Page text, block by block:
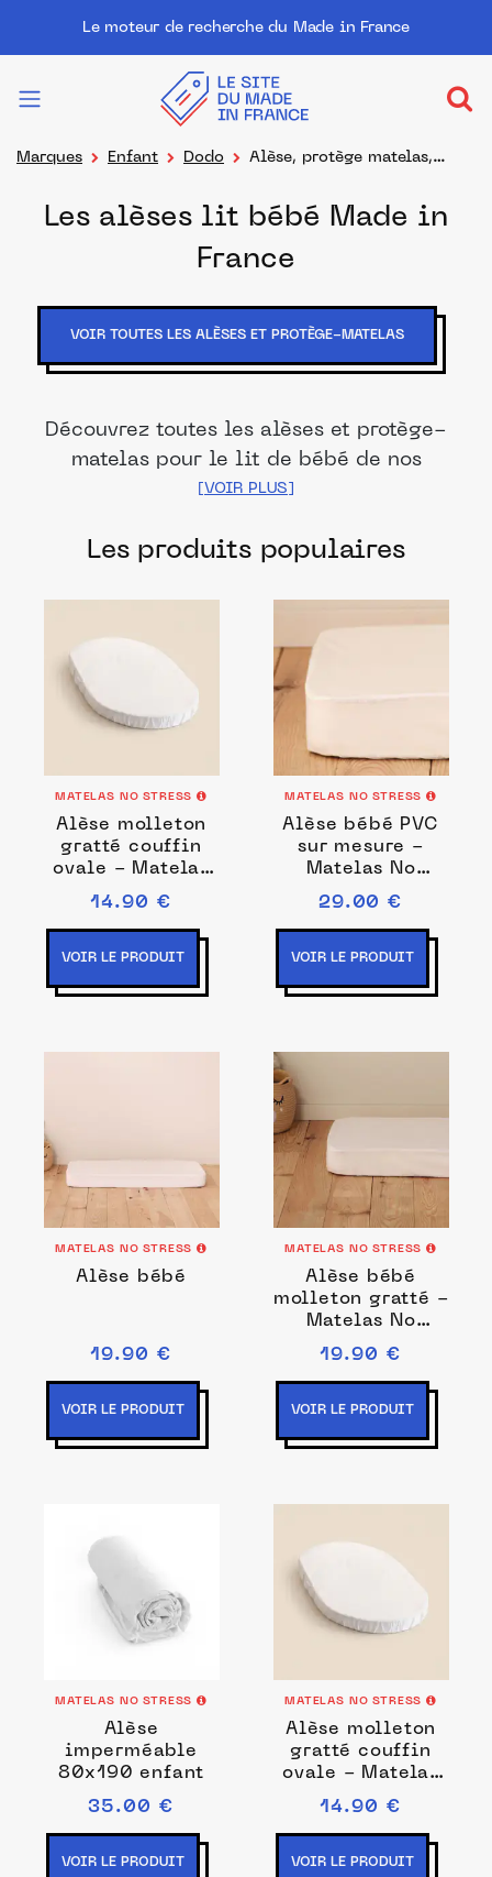
Le moteur de recherche du Made in France
Marques Enfant Dodo Alèse, protège matelas,
Les alèses lit bébé Made in
France
VOIR TOUTES LES ALÈSES ET PROTÈGE-MATELAS
Découvrez toutes les alèses et protège-
matelas pour le lit de bébé de nos
marques et distributeurs partenaires. Des
ateliers et manufactures français pour
Les produits populaires
MATELAS NO STRESS
Alèse molleton
gratté couffin
ovale - Matelas
No Stress
14.90 €
VOIR LE PRODUIT
MATELAS NO STRESS
Alèse bébé PVC
sur mesure -
Matelas No
Stress
29.00 €
VOIR LE PRODUIT
MATELAS NO STRESS
Alèse bébé
19.90 €
VOIR LE PRODUIT
MATELAS NO STRESS
Alèse bébé
molleton gratté -
Matelas No
Stress
19.90 €
VOIR LE PRODUIT
MATELAS NO STRESS
Alèse
imperméable
80x190 enfant
35.00 €
VOIR LE PRODUIT
MATELAS NO STRESS
Alèse molleton
gratté couffin
ovale - Matelas
No Stress
14.90 €
VOIR LE PRODUIT